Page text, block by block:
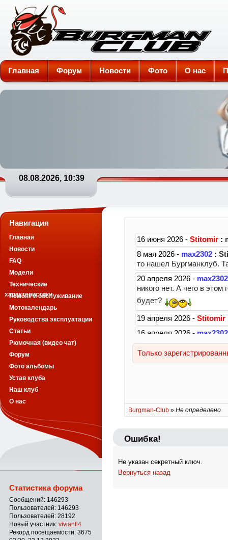
Burgman-Club
Главная Форум Новости Фото О нас
08.08.2026, 10:39
Burgman-Club » Не определено
Ошибка!
Не указан секретный ключ.
Вернуться назад
Навигация
Главная
Новости
FAQ
Модели
Технические
характеристики
Ремонт и обслуживание
Мотокалендарь
Руководства эксплуатации
Статьи
Рюмочная (видео чат)
Форум
Фото альбомы
Устав клуба
Наш клуб
О нас
Статистика форума
Сообщений: 146293
Пользователей: 146293
Пользователей: 28192
Новый участник: vivianfl4
Рекорд посещаемости: 3675